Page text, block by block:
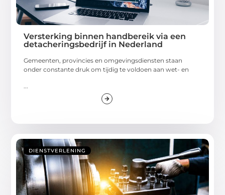
Versterking binnen handbereik via een
detacheringsbedrijf in Nederland
Gemeenten, provincies en omgevingsdiensten staan
onder constante druk om tijdig te voldoen aan wet- en
DIENSTVERLENING